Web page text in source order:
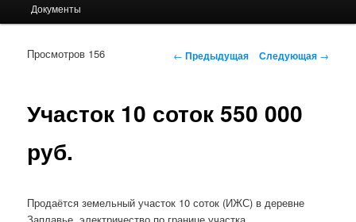
Документы
Просмотров 156 Навигация по записям
← Предыдущая Следующая →
Участок 10 соток 550 000
руб.
Продаётся земельный участок 10 соток (ИЖС) в деревне
Заплавье, электричество по границе участка,